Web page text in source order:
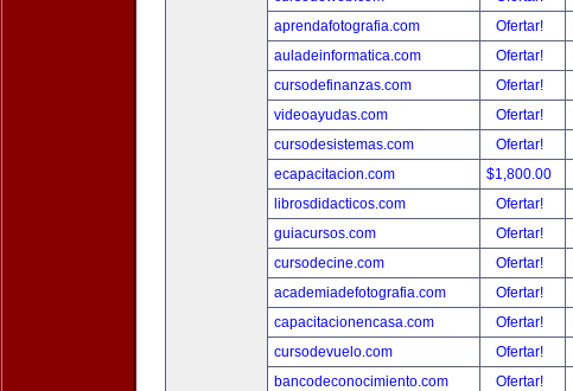
aprendafotografia.com
Ofertar!
auladeinformatica.com
Ofertar!
cursodefinanzas.com
Ofertar!
videoayudas.com
Ofertar!
cursodesistemas.com
Ofertar!
ecapacitacion.com
$1,800.00
librosdidacticos.com
Ofertar!
guiacursos.com
Ofertar!
cursodecine.com
Ofertar!
academiadefotografia.com
Ofertar!
capacitacionencasa.com
Ofertar!
cursodevuelo.com
Ofertar!
bancodeconocimiento.com
Ofertar!